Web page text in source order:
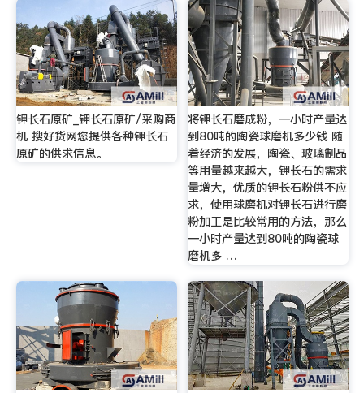
钾长石原矿_钾长石原矿/采购商
机 搜好货网您提供各种钾长石
原矿的供求信息。
将钾长石磨成粉，一小时产量达
到80吨的陶瓷球磨机多少钱 随
着经济的发展，陶瓷、玻璃制品
等用量越来越大，钾长石的需求
量增大，优质的钾长石粉供不应
求，使用球磨机对钾长石进行磨
粉加工是比较常用的方法，那么
一小时产量达到80吨的陶瓷球
磨机多 …